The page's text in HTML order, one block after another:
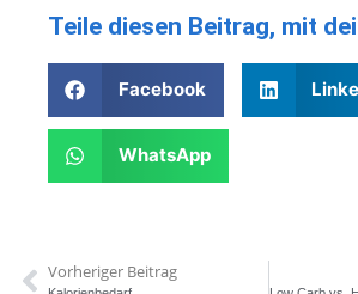
Teile diesen Beitrag, mit
Facebook
WhatsApp
Vorheriger Beitrag